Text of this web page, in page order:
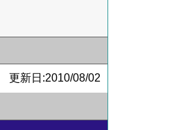
更新日:2010/08/02